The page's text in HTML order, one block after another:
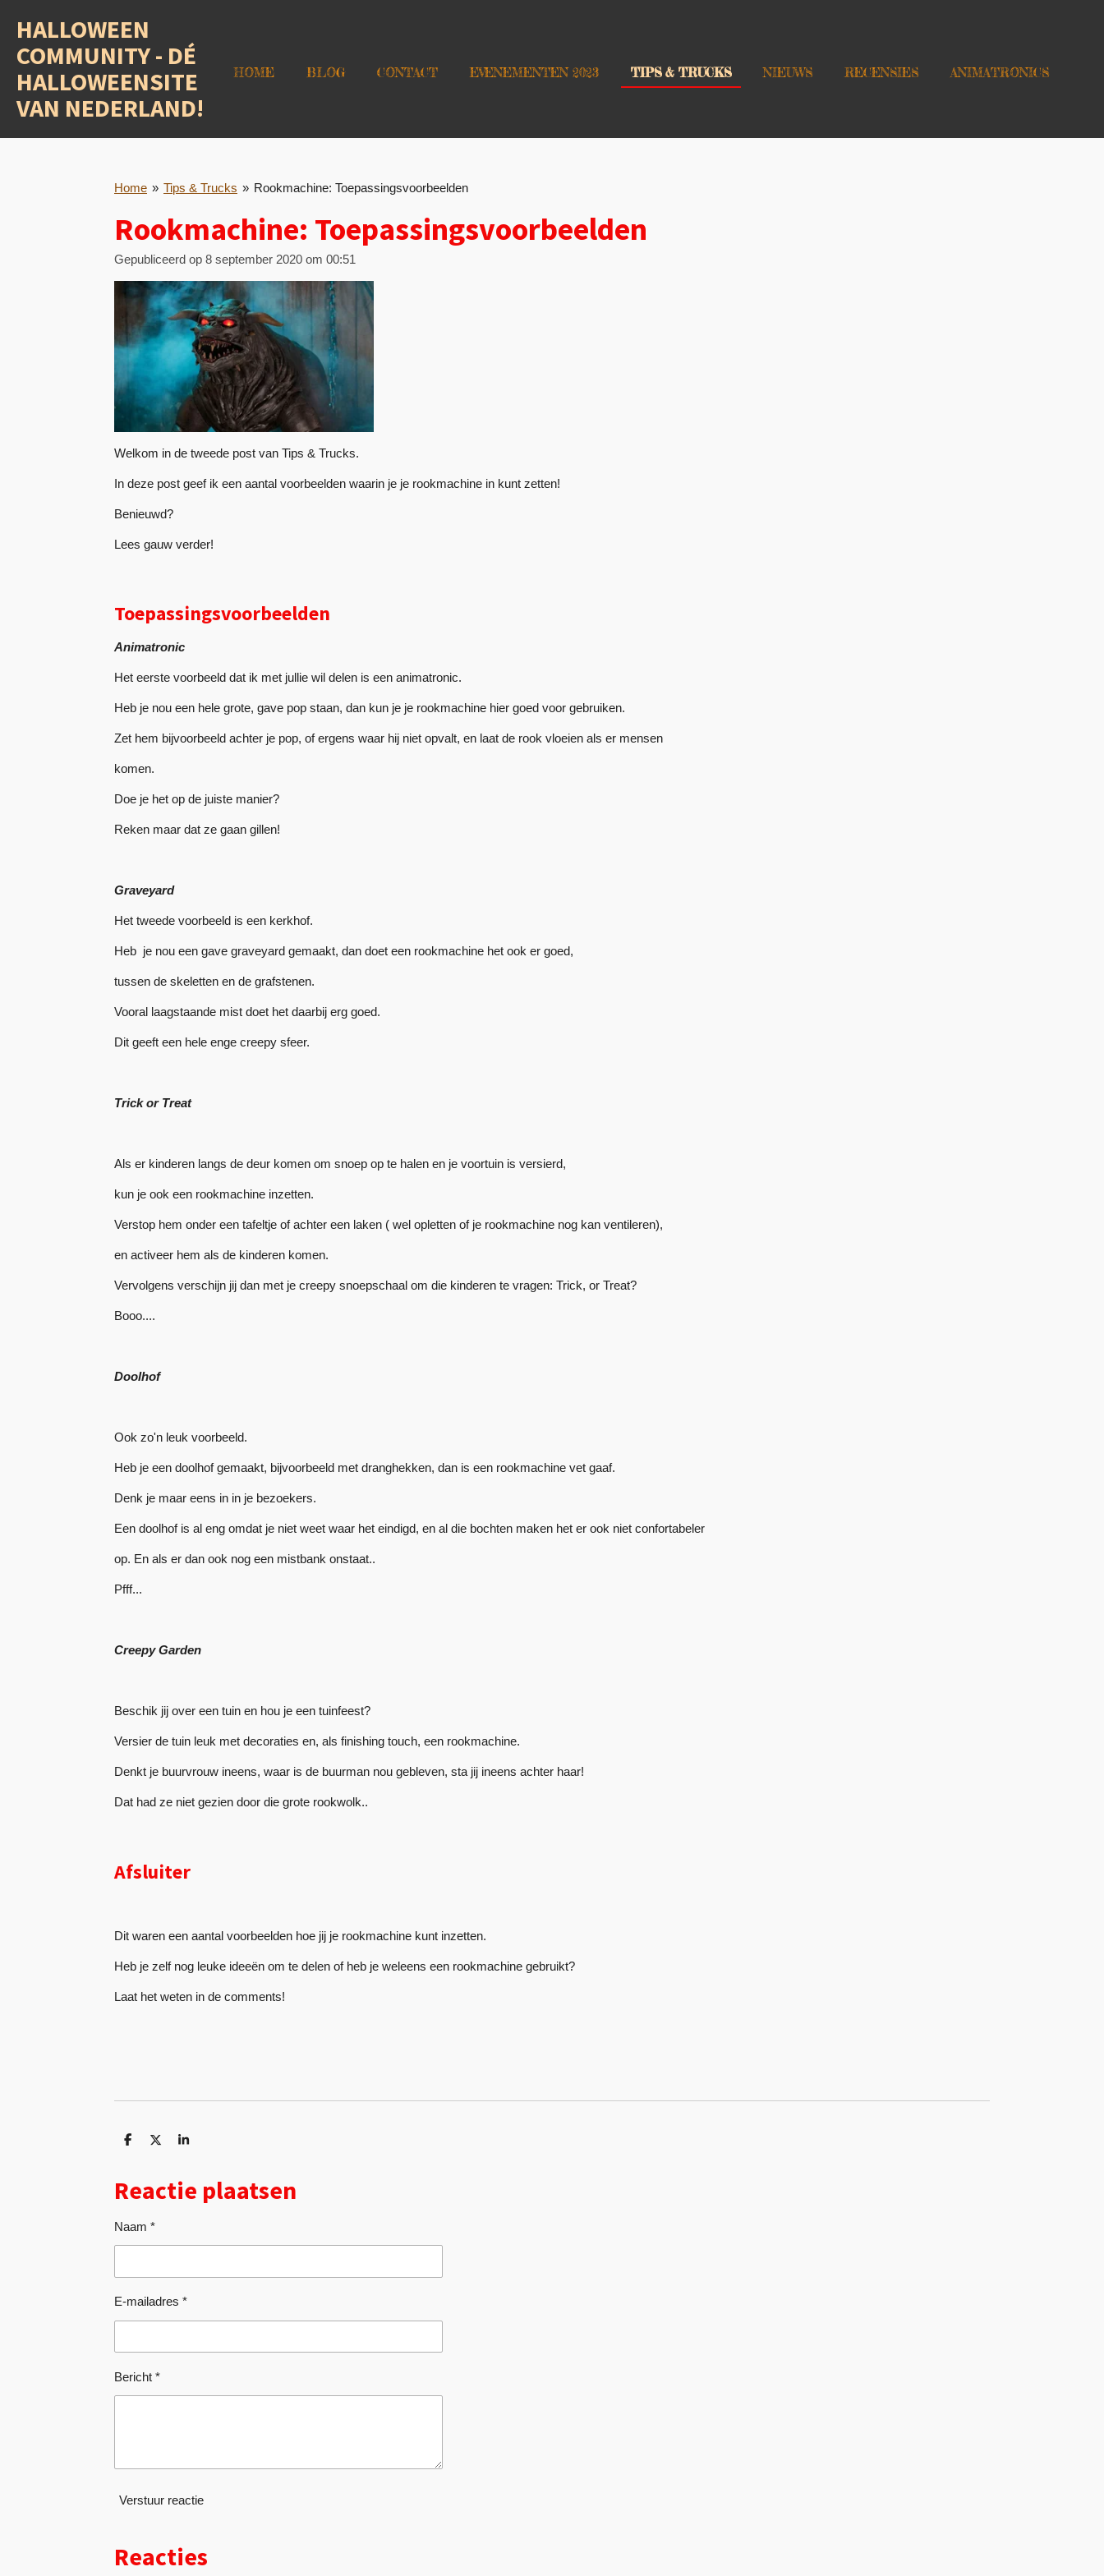
direct
naar
hoofdinhoud
HALLOWEEN
COMMUNITY - DÉ
HALLOWEENSITE
VAN NEDERLAND!
HOME BLOG CONTACT EVENEMENTEN 2023 TIPS & TRUCKS NIEUWS RECENSIES ANIMATRONICS
Home » Tips & Trucks » Rookmachine: Toepassingsvoorbeelden
Rookmachine: Toepassingsvoorbeelden
Gepubliceerd op 8 september 2020 om 00:51
Welkom in de tweede post van Tips & Trucks.
In deze post geef ik een aantal voorbeelden waarin je je rookmachine in kunt zetten!
Benieuwd?
Lees gauw verder!
Toepassingsvoorbeelden
Animatronic
Het eerste voorbeeld dat ik met jullie wil delen is een animatronic.
Heb je nou een hele grote, gave pop staan, dan kun je je rookmachine hier goed voor gebruiken.
Zet hem bijvoorbeeld achter je pop, of ergens waar hij niet opvalt, en laat de rook vloeien als er mensen
komen.
Doe je het op de juiste manier?
Reken maar dat ze gaan gillen!
Graveyard
Het tweede voorbeeld is een kerkhof.
Heb je nou een gave graveyard gemaakt, dan doet een rookmachine het ook er goed,
tussen de skeletten en de grafstenen.
Vooral laagstaande mist doet het daarbij erg goed.
Dit geeft een hele enge creepy sfeer.
Trick or Treat
Als er kinderen langs de deur komen om snoep op te halen en je voortuin is versierd,
kun je ook een rookmachine inzetten.
Verstop hem onder een tafeltje of achter een laken ( wel opletten of je rookmachine nog kan ventileren),
en activeer hem als de kinderen komen.
Vervolgens verschijn jij dan met je creepy snoepschaal om die kinderen te vragen: Trick, or Treat?
Booo....
Doolhof
Ook zo'n leuk voorbeeld.
Heb je een doolhof gemaakt, bijvoorbeeld met dranghekken, dan is een rookmachine vet gaaf.
Denk je maar eens in in je bezoekers.
Een doolhof is al eng omdat je niet weet waar het eindigd, en al die bochten maken het er ook niet confortabeler
op. En als er dan ook nog een mistbank onstaat..
Pfff...
Creepy Garden
Beschik jij over een tuin en hou je een tuinfeest?
Versier de tuin leuk met decoraties en, als finishing touch, een rookmachine.
Denkt je buurvrouw ineens, waar is de buurman nou gebleven, sta jij ineens achter haar!
Dat had ze niet gezien door die grote rookwolk..
Afsluiter
Dit waren een aantal voorbeelden hoe jij je rookmachine kunt inzetten.
Heb je zelf nog leuke ideeën om te delen of heb je weleens een rookmachine gebruikt?
Laat het weten in de comments!
D
n
D
S
r
e
Reactie plaatsen
Naam *
E-mailadres *
Bericht *
Verstuur reactie
Reacties